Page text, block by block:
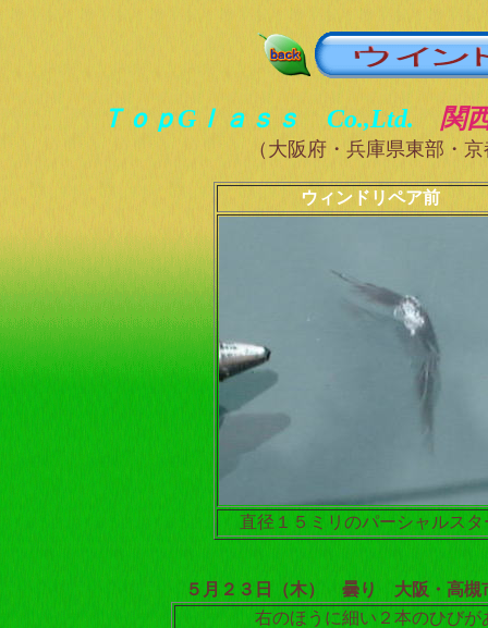
ＴｏｐGｌａｓｓ Co.,Ltd. 関
（大阪府・兵庫県東部・
ウィンドリペア前
直径１５ミリのパーシャルスタ
５月２３日（木） 曇り 大阪・高
右のほうに細い２本のひび